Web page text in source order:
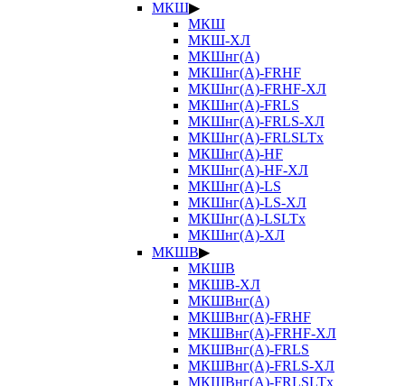
МКШ▶
МКШ
МКШ-ХЛ
МКШнг(А)
МКШнг(А)-FRHF
МКШнг(А)-FRHF-ХЛ
МКШнг(А)-FRLS
МКШнг(А)-FRLS-ХЛ
МКШнг(А)-FRLSLTx
МКШнг(А)-HF
МКШнг(А)-HF-ХЛ
МКШнг(А)-LS
МКШнг(А)-LS-ХЛ
МКШнг(А)-LSLTx
МКШнг(А)-ХЛ
МКШВ▶
МКШВ
МКШВ-ХЛ
МКШВнг(А)
МКШВнг(А)-FRHF
МКШВнг(А)-FRHF-ХЛ
МКШВнг(А)-FRLS
МКШВнг(А)-FRLS-ХЛ
МКШВнг(А)-FRLSLTx